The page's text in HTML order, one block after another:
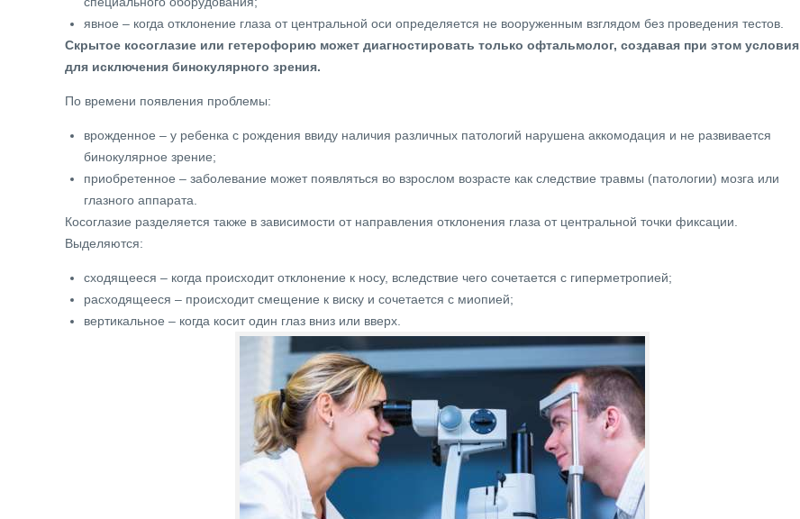
явное – когда отклонение глаза от центральной оси определяется не вооруженным взглядом без проведения тестов.
Скрытое косоглазие или гетерофорию может диагностировать только офтальмолог, создавая при этом условия
для исключения бинокулярного зрения.
По времени появления проблемы:
врожденное – у ребенка с рождения ввиду наличия различных патологий нарушена аккомодация и не развивается
бинокулярное зрение;
приобретенное – заболевание может появляться во взрослом возрасте как следствие травмы (патологии) мозга или
глазного аппарата.
Косоглазие разделяется также в зависимости от направления отклонения глаза от центральной точки фиксации.
Выделяются:
сходящееся – когда происходит отклонение к носу, вследствие чего сочетается с гиперметропией;
расходящееся – происходит смещение к виску и сочетается с миопией;
вертикальное – когда косит один глаз вниз или вверх.